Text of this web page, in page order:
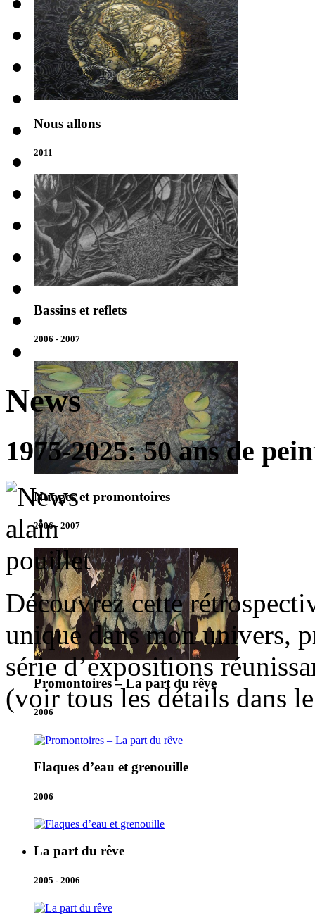
Nous allons
2011
Bassins et reflets
2006 - 2007
Nuages et promontoires
2006 - 2007
Promontoires – La part du rêve
2006
Flaques d’eau et grenouille
2006
La part du rêve
2005 - 2006
News
1975-2025: 50 ans de
Découvrez cette
unique dans mon univers,
série d’expositions
(voir tous les détails dans